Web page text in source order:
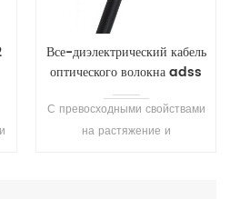
Все-диэлектрический кабель
оптического волокна adss
С превосходными свойствами
на растяжение и